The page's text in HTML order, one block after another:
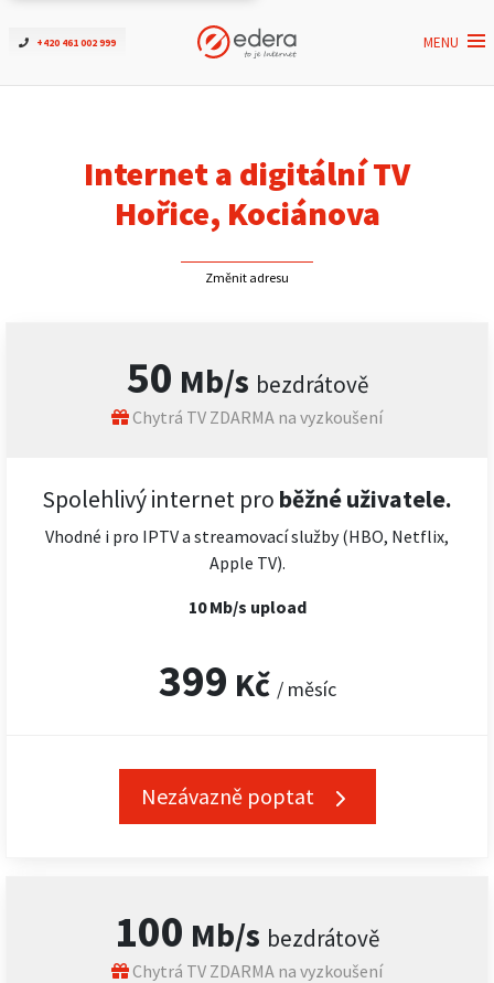
+420 461 002 999 MENU
Ověřit dostupnost
ČEZNET TV
Kontakt
Internet a digitální TV
Hořice, Kociánova
Změnit adresu
50 Mb/s bezdrátově
Chytrá TV ZDARMA na vyzkoušení
Spolehlivý internet pro běžné uživatele.
Vhodné i pro IPTV a streamovací služby (HBO, Netflix,
Apple TV).
10 Mb/s upload
399 Kč / měsíc
Nezávazně poptat
100 Mb/s bezdrátově
Chytrá TV ZDARMA na vyzkoušení